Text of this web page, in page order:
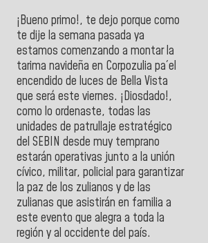
¡Bueno primo!, te dejo porque como
te dije la semana pasada ya
estamos comenzando a montar la
tarima navideña en Corpozulia pa´el
encendido de luces de Bella Vista
que será este viernes. ¡Diosdado!,
como lo ordenaste, todas las
unidades de patrullaje estratégico
del SEBIN desde muy temprano
estarán operativas junto a la unión
cívico, militar, policial para garantizar
la paz de los zulianos y de las
zulianas que asistirán en familia a
este evento que alegra a toda la
región y al occidente del país.